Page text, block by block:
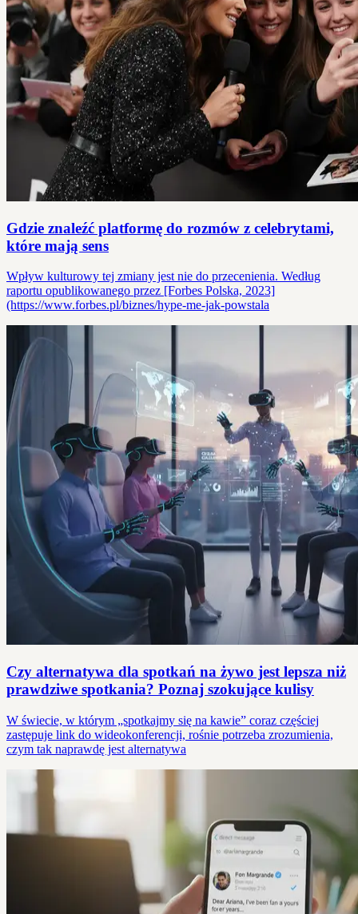
Gdzie znaleźć platformę do rozmów z celebrytami,
które mają sens
Wpływ kulturowy tej zmiany jest nie do przecenienia. Według
raportu opublikowanego przez [Forbes Polska, 2023]
(https://www.forbes.pl/biznes/hype-me-jak-powstala
Czy alternatywa dla spotkań na żywo jest lepsza niż
prawdziwe spotkania? Poznaj szokujące kulisy
W świecie, w którym „spotkajmy się na kawie” coraz częściej
zastępuje link do wideokonferencji, rośnie potrzeba zrozumienia,
czym tak naprawdę jest alternatywa